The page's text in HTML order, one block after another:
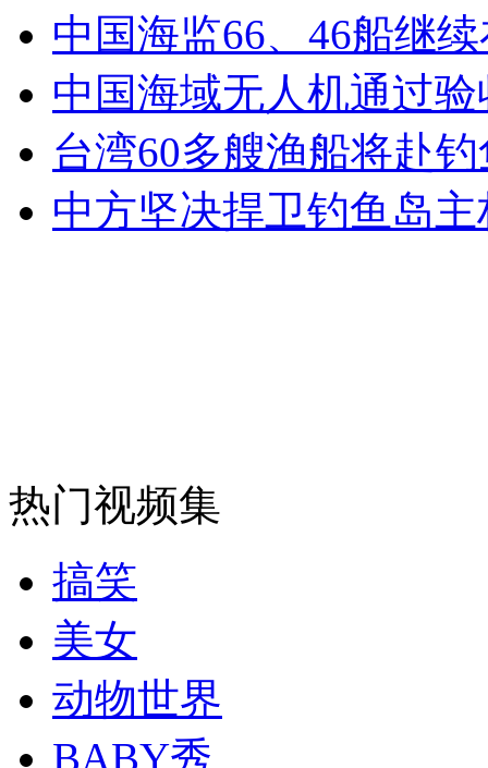
外交部：有关国家言论片面不公正
安徽一实载49人客车翻车
纽约上演“枕头大战”
司机酒驾遇交警 急速倒车逃窜
中国海监66、46船继
中国海域无人机通过
台湾60多艘渔船将赴
中方坚决捍卫钓鱼岛
热门视频集
搞笑
美女
动物世界
BABY秀